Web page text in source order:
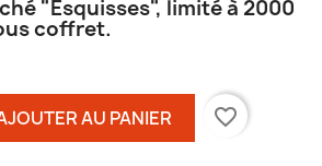
"Esquisses", limité à 2000
coffret.
AU PANIER favorite_border